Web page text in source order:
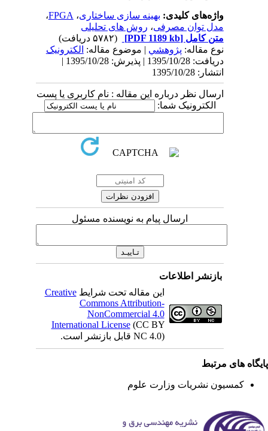
واژه‌های کلیدی:بهینه سازی ساختاری،FPGA،
مدل توان مصرفی،روش های تحلیلی
متن کامل[PDF 1189 kb]
نوع مقاله:پژوهشي| موضوع مقاله:الکترونیک
دریافت: 1395/10/28 | پذیرش: 1395/10/28 |
انتشار: 1395/10/28
ارسال نظر درباره این مقاله : نام کاربری یا پست
الکترونیک شما:
ارسال پیام به نویسنده مسئول
بازنشر اطلاعات
این مقاله تحت شرایطCreative
Commons Attribution-
NonCommercial 4.0
International License(CC BY
NC 4.0) قابل بازنشر است.
های مرتبط
کمسیون نشریات وزارت علوم